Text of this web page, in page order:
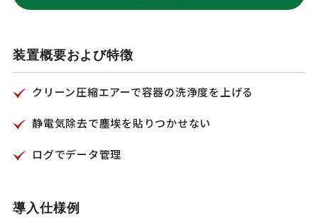
装置概要および特徴
クリーン圧縮エアーで容器の洗浄度を上げる
静電気除去で塵埃を貼りつかせない
ログでデータ管理
導入仕様例